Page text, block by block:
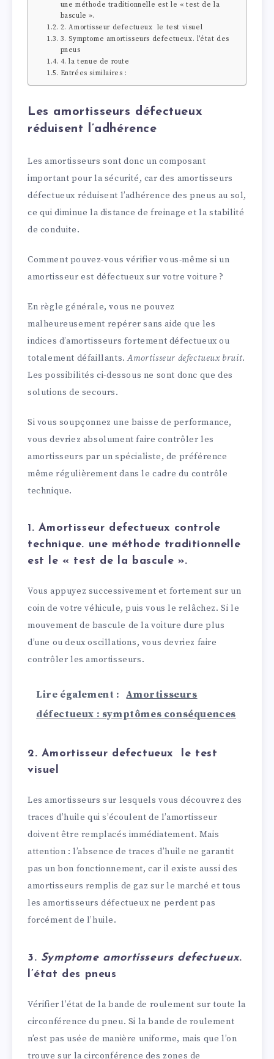
une méthode traditionnelle est le « test de la
bascule ».
2. Amortisseur defectueux le test visuel
3. Symptome amortisseurs defectueux. l’état des
pneus
4. la tenue de route
Entrées similaires :
Les amortisseurs défectueux
réduisent l’adhérence
Les amortisseurs sont donc un composant
important pour la sécurité, car des amortisseurs
défectueux réduisent l’adhérence des pneus au sol,
ce qui diminue la distance de freinage et la stabilité
de conduite.
Comment pouvez-vous vérifier vous-même si un
amortisseur est défectueux sur votre voiture ?
En règle générale, vous ne pouvez
malheureusement repérer sans aide que les
indices d’amortisseurs fortement défectueux ou
totalement défaillants.Amortisseur defectueux bruit.
Les possibilités ci-dessous ne sont donc que des
solutions de secours.
Si vous soupçonnez une baisse de performance,
vous devriez absolument faire contrôler les
amortisseurs par un spécialiste, de préférence
même régulièrement dans le cadre du contrôle
technique.
1. Amortisseur defectueux controle
technique. une méthode traditionnelle
est le « test de la bascule ».
Vous appuyez successivement et fortement sur un
coin de votre véhicule, puis vous le relâchez. Si le
mouvement de bascule de la voiture dure plus
d’une ou deux oscillations, vous devriez faire
contrôler les amortisseurs.
Lire également :
Amortisseurs
défectueux : symptômes conséquences
2. Amortisseur defectueux le test
visuel
Les amortisseurs sur lesquels vous découvrez des
traces d’huile qui s’écoulent de l’amortisseur
doivent être remplacés immédiatement. Mais
attention : l’absence de traces d’huile ne garantit
pas un bon fonctionnement, car il existe aussi des
amortisseurs remplis de gaz sur le marché et tous
les amortisseurs défectueux ne perdent pas
forcément de l’huile.
3. Symptome amortisseurs defectueux.
l’état des pneus
Vérifier l’état de la bande de roulement sur toute la
circonférence du pneu. Si la bande de roulement
n’est pas usée de manière uniforme, mais que l’on
trouve sur la circonférence des zones de